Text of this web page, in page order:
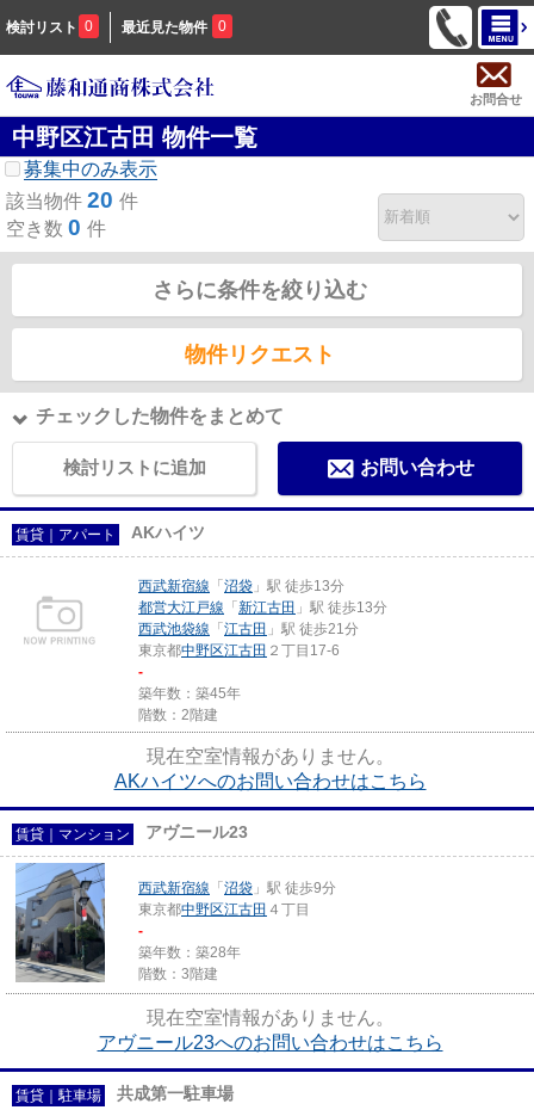
検討リスト 0 最近見た物件 0
お問合せ
中野区江古田 物件一覧
募集中のみ表示
該当物件 20 件
空き数 0 件
さらに条件を絞り込む
物件リクエスト
チェックした物件をまとめて
検討リストに追加 お問い合わせ
賃貸｜アパート AKハイツ
西武新宿線 「 沼袋 」駅 徒歩13分
都営大江戸線 「 新江古田 」駅 徒歩13分
西武池袋線 「 江古田 」駅 徒歩21分
東京都中野区江古田 ２丁目17-6
-
築年数：築45年
階数：2階建
現在空室情報がありません。
AKハイツへのお問い合わせはこちら
賃貸｜マンション アヴニール23
西武新宿線 「 沼袋 」駅 徒歩9分
東京都中野区江古田 ４丁目
-
築年数：築28年
階数：3階建
現在空室情報がありません。
アヴニール23へのお問い合わせはこちら
賃貸｜駐車場 共成第一駐車場